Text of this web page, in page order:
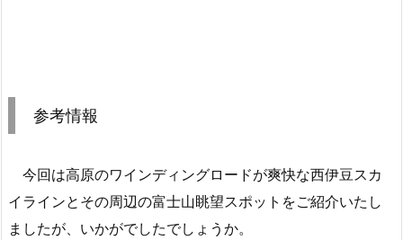
参考情報
今回は高原のワインディングロードが爽快な西伊豆スカ
イラインとその周辺の富士山眺望スポットをご紹介いたし
ましたが、いかがでしたでしょうか。